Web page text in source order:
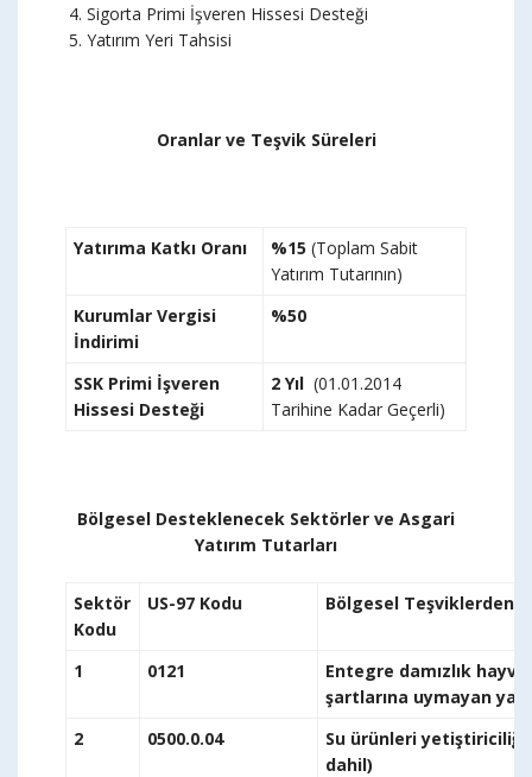
Sigorta Primi İşveren Hissesi Desteği
Yatırım Yeri Tahsisi
Oranlar ve Teşvik Süreleri
Yatırıma Katkı Oranı %15 (Toplam Sabit
Yatırım Tutarının)
Kurumlar Vergisi
İndirimi
%50
SSK Primi İşveren
Hissesi Desteği
2 Yıl (01.01.2014
Tarihine Kadar Geçerli)
Bölgesel Desteklenecek Sektörler ve Asgari
Yatırım Tutarları
Sektör
Kodu
US-97 Kodu Bölgesel Teşviklerden
1 0121
Entegre damızlık
şartlarına
2
0500.0.04
Su ürünleri yetiştiriciliği